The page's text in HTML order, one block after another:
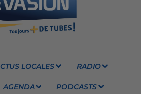
LOCALES RADIO
AGENDA PODCASTS